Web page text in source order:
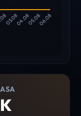
03.0804.0805.0806.08